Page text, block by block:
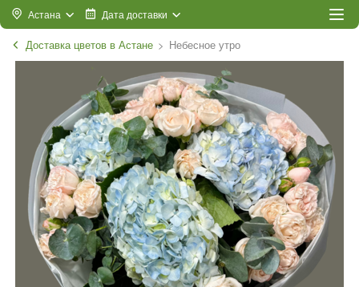
Астана Дата доставки
Доставка цветов в Астане Небесное утро